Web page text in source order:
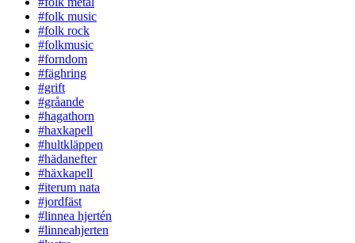
#folk music
#folk rock
#folkmusic
#forndom
#fäghring
#grift
#gråande
#hagathorn
#haxkapell
#hultkläppen
#hädanefter
#häxkapell
#iterum nata
#jordfäst
#linnea hjertén
#linneahjerten